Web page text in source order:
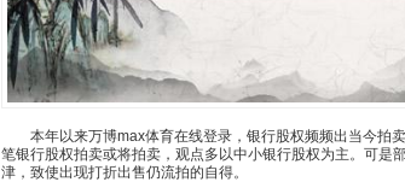
本年以来万博max体育在线登录，银行股权频频出当今拍
笔银行股权拍卖或将拍卖，观点多以中小银行股权为主。可是
津，致使出现打折出售仍流拍的自得。